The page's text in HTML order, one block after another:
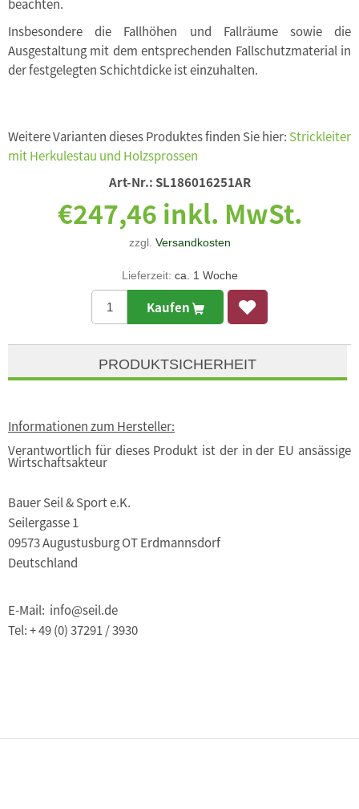
beachten.
Insbesondere die Fallhöhen und Fallräume sowie die
Ausgestaltung mit dem entsprechenden Fallschutzmaterial in
der festgelegten Schichtdicke ist einzuhalten.
Weitere Varianten dieses Produktes finden Sie hier: Strickleiter
mit Herkulestau und Holzsprossen
Art-Nr.: SL186016251AR
€247,46 inkl. MwSt.
zzgl. Versandkosten
Lieferzeit: ca. 1 Woche
Kaufen
PRODUKTSICHERHEIT
Informationen zum Hersteller:
Verantwortlich für dieses Produkt ist der in der EU ansässige
Wirtschaftsakteur
Bauer Seil & Sport e.K.
Seilergasse 1
09573 Augustusburg OT Erdmannsdorf
Deutschland
E-Mail: info@seil.de
Tel: + 49 (0) 37291 / 3930